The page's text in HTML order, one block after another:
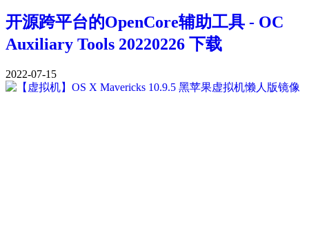
开源跨平台的OpenCore辅助工具 - OC
Auxiliary Tools 20220226 下载
2022-07-15